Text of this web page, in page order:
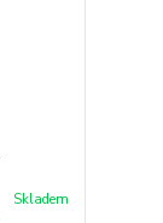
Skladem